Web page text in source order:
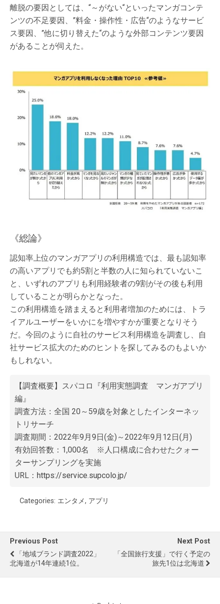
離脱の要因としては、“～がない“といったマンガコンテ
ンツの不足要因、”料金・操作性・広告“のようなサービ
ス要因、”他に切り替えた“のような外部コンテンツ要因
があることが伺えた。
《総論》
認知率上位のマンガアプリの利用構造では、最も認知率
の高いアプリでも約5割と半数の人に知られていないこ
と、いずれのアプリも利用経験者の9割がその後も利用
していることが明らかとなった。
この利用構造を踏まえると利用者増加のためには、トラ
イアルユーザーをいかにを増やすかが重要となりそう
だ。今回のように自社のサービス利用構造を調査し、自
社サービス拡大のためのヒントを探してみるのもよいか
もしれない。
【調査概要】スパコロ『利用実態調査 マンガアプリ
編』
調査方法：全国 20～59歳を対象としたインターネッ
トリサーチ
調査期間：2022年9月9日(金)～2022年9月12日(月)
有効回答数：1,000名 ※人口構成に合わせたクォー
ターサンプリングを実施
URL： https://service.supcolo.jp/
Categories: エンタメ, アプリ
Previous Post
「地域ブランド調査2022」
北海道が14年連続1位。
Next Post
「全国旅行支援」で行く予定の
旅先1位は北海道